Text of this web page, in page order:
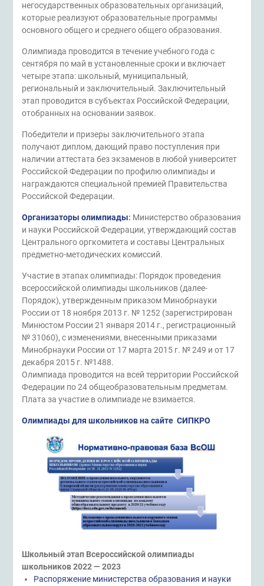
негосударственных образовательных организаций,
которые реализуют образовательные программы
основного общего и среднего общего образования.
Олимпиада проводится в течение учебного года с
сентября по май в установленные сроки и включает
четыре этапа: школьный, муниципальный,
региональный и заключительный. Заключительный
этап проводится в субъектах Российской Федерации,
отобранных на основании заявок.
Победители и призеры заключительного этапа
получают диплом, дающий право поступления при
наличии аттестата без экзаменов в любой университет
Российской Федерации по профилю олимпиады и
награждаются специальной премией Правительства
Российской Федерации.
Организаторы олимпиады: Министерство образования
и науки Российской Федерации, утверждающий состав
Центрального оргкомитета и составы Центральных
предметно-методических комиссий.
Участие в этапах олимпиады: Порядок проведения
всероссийской олимпиады школьников (далее-
Порядок), утвержденным приказом Минобрнауки
России от 18 ноября 2013 г. № 1252 (зарегистрирован
Минюстом России 21 января 2014 г., регистрационный
№ 31060), с изменениями, внесенными приказами
Минобрнауки России от 17 марта 2015 г. № 249 и от 17
декабря 2015 г. №1488.
Олимпиада проводится на всей территории Российской
Федерации по 24 общеобразовательным предметам.
Плата за участие в олимпиаде не взимается.
Олимпиады для школьников на сайте СИПКРО
Школьный этап Всероссийской олимпиады
школьников 2022 — 2023
Распоряжение министерства образования и науки